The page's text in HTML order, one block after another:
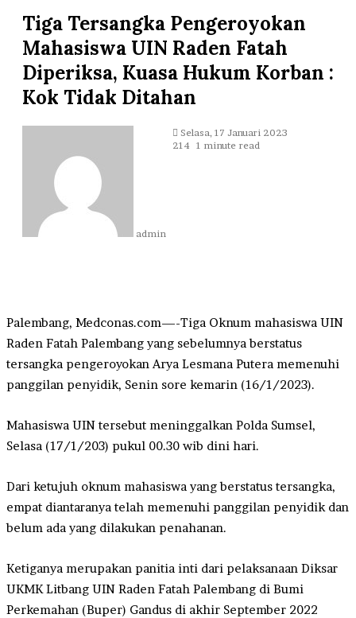
Tiga Tersangka Pengeroyokan
Mahasiswa UIN Raden Fatah
Diperiksa, Kuasa Hukum Korban :
Kok Tidak Ditahan
admin
Send
an
Selasa, 17 Januari 2023
214 1 minute read
Palembang, Medconas.com—-Tiga Oknum mahasiswa UIN
Raden Fatah Palembang yang sebelumnya berstatus
tersangka pengeroyokan Arya Lesmana Putera memenuhi
panggilan penyidik, Senin sore kemarin (16/1/2023).
Mahasiswa UIN tersebut meninggalkan Polda Sumsel,
Selasa (17/1/203) pukul 00.30 wib dini hari.
Dari ketujuh oknum mahasiswa yang berstatus tersangka,
empat diantaranya telah memenuhi panggilan penyidik dan
belum ada yang dilakukan penahanan.
Ketiganya merupakan panitia inti dari pelaksanaan Diksar
UKMK Litbang UIN Raden Fatah Palembang di Bumi
Perkemahan (Buper) Gandus di akhir September 2022